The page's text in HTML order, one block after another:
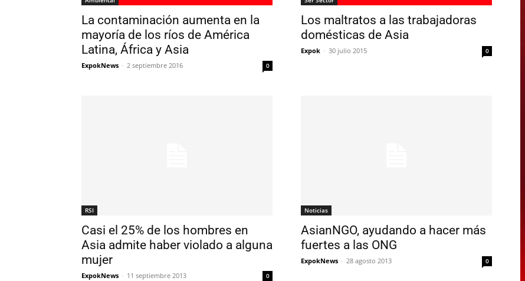
La contaminación aumenta en la
mayoría de los ríos de América
Latina, África y Asia
ExpokNews - 2 septiembre 2016 0
Los maltratos a las trabajadoras
domésticas de Asia
Expok - 30 julio 2015 0
RSI
Casi el 25% de los hombres en
Asia admite haber violado a alguna
mujer
ExpokNews - 11 septiembre 2013 0
Noticias
AsianNGO, ayudando a hacer más
fuertes a las ONG
ExpokNews - 28 agosto 2013 0